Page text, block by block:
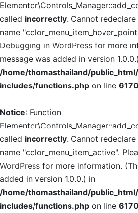
called incorrectly. Cannot
name
Debugging in WordPress for more
message was added in version
/home/thomasthailand/
includes/functions.php on line 6170
Notice: Function
called incorrectly. Cannot
name "color_menu_item_active".
WordPress for more information.
added in version 1.0.0.) in
/home/thomasthailand/
includes/functions.php on line 6170